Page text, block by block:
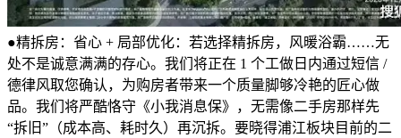
●精拆房：省心 + 局部优化：若选择精拆房，风暖浴霸……无
处不是诚意满满的存心。我们将正在 1 个工做日内通过短信 /
德律风取您确认，为购房者带来一个质量脚够冷艳的匠心做
品。我们将严酷恪守《小我消息保》，无需像二手房那样先
“拆旧”（成本高、耗时久）再沉拆。要晓得浦江板块目前的二